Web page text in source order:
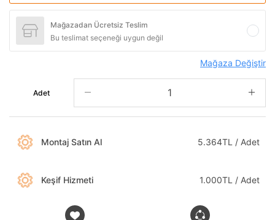
Mağazadan Ücretsiz Teslim
Bu teslimat seçeneği uygun değil
Mağaza Değiştir
Adet
Montaj Satın Al 5.364TL / Adet
Keşif Hizmeti 1.000TL / Adet